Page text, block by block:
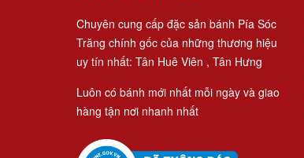
Chuyên cung cấp đặc sản bánh Pía Sóc
Trăng chính gốc của những thương hiệu
uy tín nhất: Tân Huê Viên , Tân Hưng
Luôn có bánh mới nhất mỗi ngày và giao
hàng tận nơi nhanh nhất